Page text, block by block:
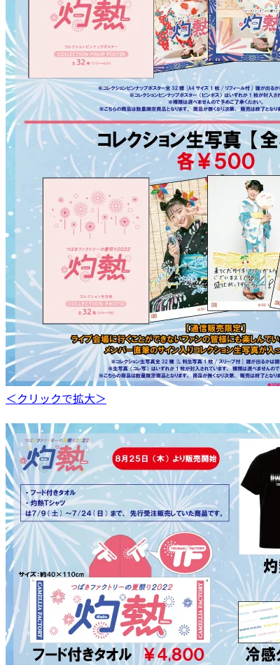
＜クリックで拡大＞